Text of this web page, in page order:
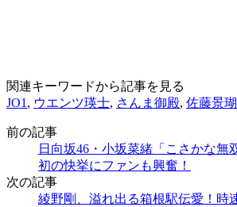
関連キーワードから記事を見る
JO1 , ウエンツ瑛士, さんま御殿, 佐藤景瑚
前の記事
日向坂46・小坂菜緒「こさかな無
初の快挙にファンも興奮！
次の記事
綾野剛、溢れ出る箱根駅伝愛！時